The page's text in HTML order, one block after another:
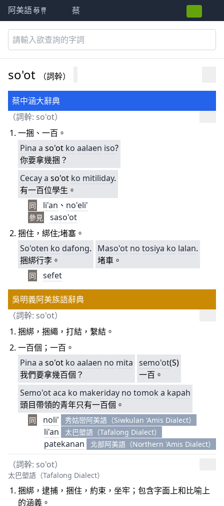
阿美語萌典 蔡
so'ot （詞幹）
蔡中涵大辭典
（詞幹: so'ot）
一捆、一百。
Pina a so'ot ko aalaen iso?
你要拿幾捆？
Cecaya so'ot ko mitiliday.
有一百位學生。
同 li'an 、 no'eli'
參見
saso'ot
捆住，綁住;堵塞。
So'oten ko dafong.
捆綁行李。
Maso'ot no tosiya ko lalan.
堵車。
同 sefet
吳明義阿美族語辭典
（詞幹: so'ot）
捆綁，捆繩，打結，繫結。
一百個；一百。
Pina a so'ot ko aalaen no mita
我們要拿幾百個？
semo'ot(S)
一百。
Semo'otaca ko makeriday no tomok a kapah
頭目帶領的青年只有一百個。
同 noli' 秀姑巒阿美語（Siwkulan 'Amis Dialect）
li'an 太巴塱語（Tafalong Dialect）
patekanan 北部阿美語（Northern 'Amis Dialect）
（詞幹: so'ot）
太巴塱語（Tafalong Dialect）
捆綁，逮捕，捆住，約束，坐牢；包含字面上和比喻上
的涵義。